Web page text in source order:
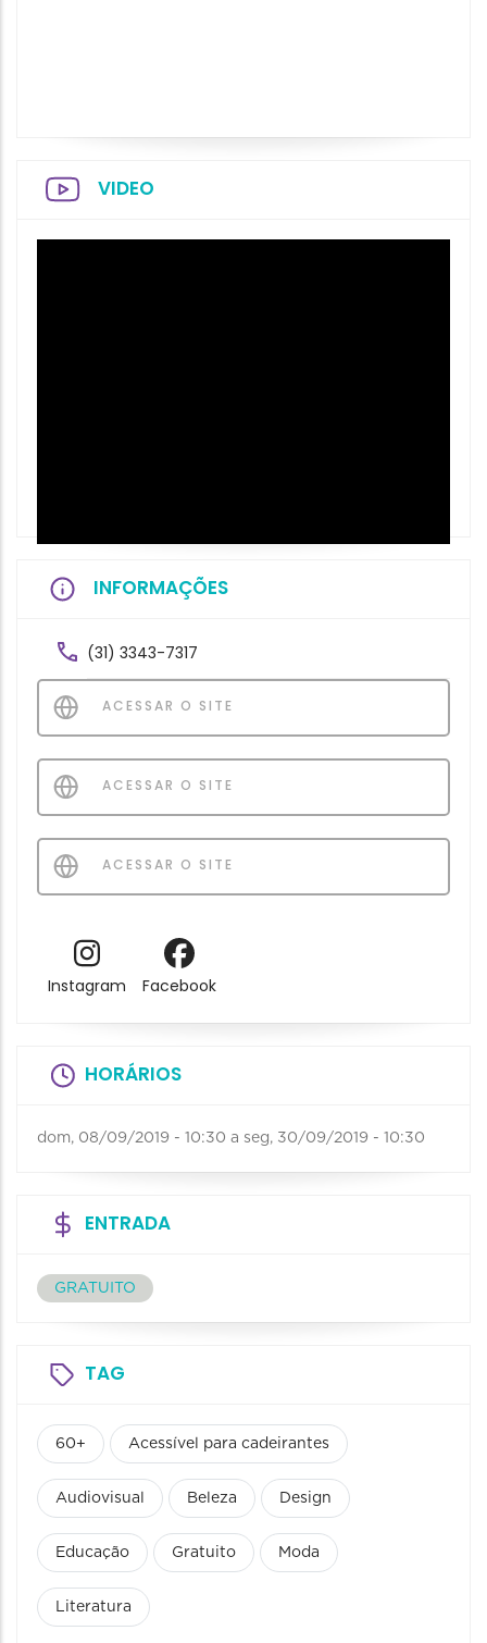
VIDEO
INFORMAÇÕES
(31) 3343-7317
ACESSAR O SITE
ACESSAR O SITE
ACESSAR O SITE
Instagram Facebook
HORÁRIOS
dom, 08/09/2019 - 10:30 a seg, 30/09/2019 - 10:30
ENTRADA
GRATUITO
TAG
60+ Acessível para cadeirantes
Audiovisual Beleza Design
Educação Gratuito Moda
Literatura